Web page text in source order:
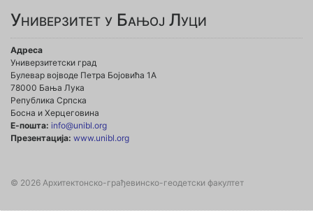
Универзитет у Бањој Луци
Адреса
Универзитетски град
Булевар војводе Петра Бојовића 1А
78000 Бања Лука
Република Српска
Босна и Херцеговина
Е-пошта: info@unibl.org
Презентација: www.unibl.org
© 2026 Архитектонско-грађевинско-геодетски факултет